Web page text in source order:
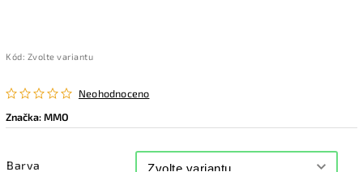
Kód: Zvolte variantu
Neohodnoceno
Značka:MMO
Barva